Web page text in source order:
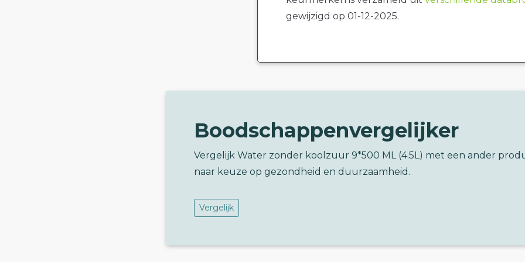
gewijzigd op 01-12-2025.
Boodschappenvergelijker
Vergelijk Water zonder koolzuur 9*500 ML (4.5L) met een ander
naar keuze op gezondheid en duurzaamheid.
Vergelijk